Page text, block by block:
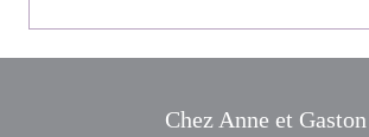
Chez Anne et Gaston